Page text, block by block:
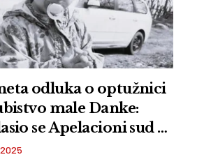
odluka o optužnici
male Danke:
se Apelacioni sud u